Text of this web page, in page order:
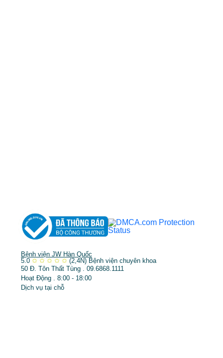
Bệnh viện JW Hàn Quốc
5.0 ✩ ✩ ✩ ✩ ✩ (2,4N) Bệnh viện chuyên khoa
50 Đ. Tôn Thất Tùng . 09.6868.1111
Hoạt Động . 8:00 - 18:00
Dịch vụ tại chỗ